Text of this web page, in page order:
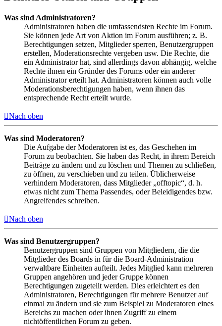
Was sind Administratoren?
Administratoren haben die umfassendsten Rechte im Forum.
Sie können jede Art von Aktion im Forum ausführen; z. B.
Berechtigungen setzen, Mitglieder sperren, Benutzergruppen
erstellen, Moderationsrechte vergeben usw. Die Rechte, die
ein Administrator hat, sind allerdings davon abhängig, welche
Rechte ihnen ein Gründer des Forums oder ein anderer
Administrator erteilt hat. Administratoren können auch volle
Moderationsberechtigungen haben, wenn ihnen das
entsprechende Recht erteilt wurde.
Nach oben
Was sind Moderatoren?
Die Aufgabe der Moderatoren ist es, das Geschehen im
Forum zu beobachten. Sie haben das Recht, in ihrem Bereich
Beiträge zu ändern und zu löschen und Themen zu schließen,
zu öffnen, zu verschieben und zu teilen. Üblicherweise
verhindern Moderatoren, dass Mitglieder „offtopic“, d. h.
etwas nicht zum Thema Passendes, oder Beleidigendes bzw.
Angreifendes schreiben.
Nach oben
Was sind Benutzergruppen?
Benutzergruppen sind Gruppen von Mitgliedern, die die
Mitglieder des Boards in für die Board-Administration
verwaltbare Einheiten aufteilt. Jedes Mitglied kann mehreren
Gruppen angehören und jeder Gruppe können
Berechtigungen zugeteilt werden. Dies erleichtert es den
Administratoren, Berechtigungen für mehrere Benutzer auf
einmal zu ändern und sie zum Beispiel zu Moderatoren eines
Bereichs zu machen oder ihnen Zugriff zu einem
nichtöffentlichen Forum zu geben.